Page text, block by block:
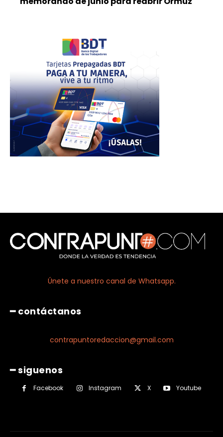
Únete a nuestro canal de Whatsapp.
━ contáctanos
contrapuntoredaccion@gmail.com
━ siguenos
Facebook Instagram X Youtube